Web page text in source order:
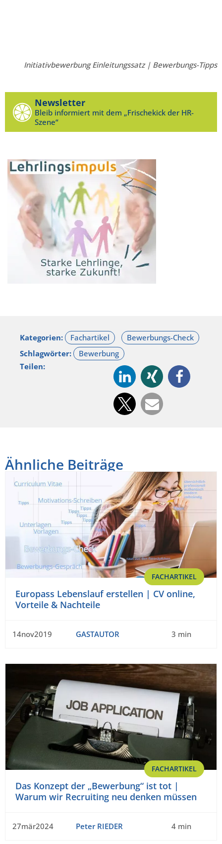
Initiativbewerbung Einleitungssatz | Bewerbungs-Tipps
Newsletter
Bleib informiert mit dem „Frischekick der HR-
Szene“
Kategorien:
Schlagwörter:
Teilen:
Ähnliche Beiträge
FACHARTIKEL
Europass Lebenslauf erstellen | CV online,
Vorteile & Nachteile
14nov2019 GASTAUTOR 3 min
FACHARTIKEL
Das Konzept der „Bewerbung“ ist tot |
Warum wir Recruiting neu denken müssen
27mär2024 Peter RIEDER 4 min